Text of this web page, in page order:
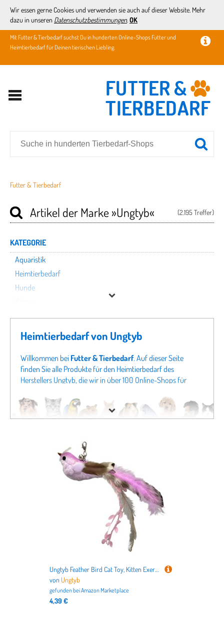
Wir essen gerne Cookies und verwenden sie auch auf dieser Website. Mehr
dazu in unseren Datenschutzbestimmungen. OK
Mit Futter & Tierbedarf suchst Du in hunderten Online-Shops Futter und
Heimtierbedarf für Deinen tierischen Liebling.
Futter & Tierbedarf
(2.195 Treffer)
Artikel der Marke»Ungtyb«
KATEGORIE
Aquaristik
Heimtierbedarf
Hunde
Kleintiere
Nutztiere
Pferde
Terraristik
Vögel
Ungtyb
Preis
Heimtierbedarf von Ungtyb
Willkommen bei Futter & Tierbedarf. Auf dieser Seite
finden Sie alle Produkte für den Heimtierbedarf des
Herstellers Ungtyb, die wir in über 100 Online-Shops für
Sie auch direkt in unseren Fachabteilungen
Aquaristik von
Ungtyb
oder Angeboten für Hunde von Ungtyb schauen.
bis zu Katzenspielzeug
nicht nur alles für Deutschlands beliebteste Haustiere
, sondern auch fürVögel,Kleintiere
bis hin zu demTierbedarf für Pferde
Ungtyb Feather Bird Cat Toy, Kitten Exercise Toy, Cat Bird Feather Toy, Interactive Cat Feather Toy, Bird Toy for Cats with Bells, Indoor Cat Toy, Feather Cat Toy for Exercise, Interactiv
von Ungtyb
gefunden beiAmazon Marketplace
4,39 €